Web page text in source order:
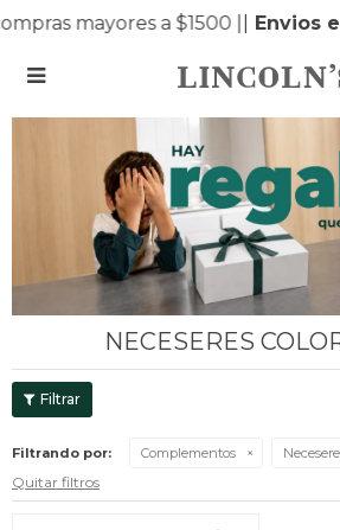
mayores a $1500 | Envios

NECESERES
Filtrando por: Complementos
Quitar filtros